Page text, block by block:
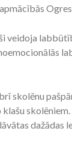
veidoja
skolēnu
skolēniem.
dažādas